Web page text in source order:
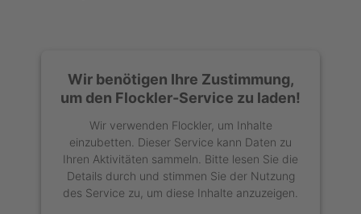
Wir benötigen Ihre Zustimmung,
um den Flockler-Service zu laden!
Wir verwenden Flockler, um Inhalte
einzubetten. Dieser Service kann Daten zu
Ihren Aktivitäten sammeln. Bitte lesen Sie die
Details durch und stimmen Sie der Nutzung
des Service zu, um diese Inhalte anzuzeigen.